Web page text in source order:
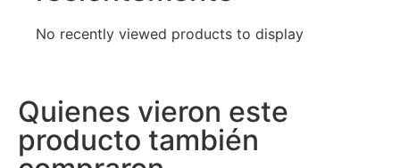
No recently viewed products to display
Quienes vieron este
producto también